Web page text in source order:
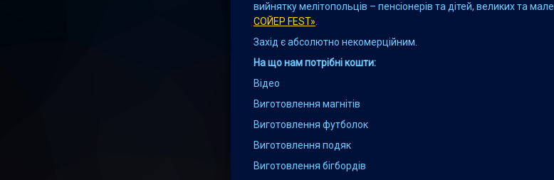
вийнятку мелітопольців – пенсіонерів та дітей, великих та
СОЙЕР FEST»
Захід є абсолютно некомерційним.
На що нам потрібні кошти:
Відео
Виготовлення магнітів
Виготовлення футболок
Виготовлення подяк
Виготовлення бігбордів